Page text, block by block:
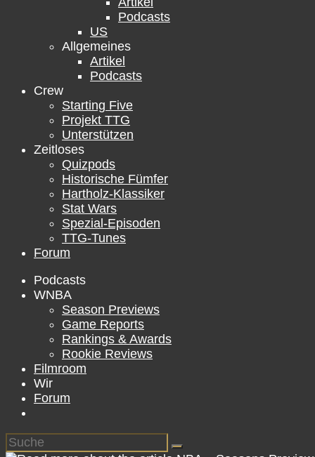
Podcasts
US
Allgemeines
Artikel
Podcasts
Crew
Starting Five
Projekt TTG
Unterstützen
Zeitloses
Quizpods
Historische Fümfer
Hartholz-Klassiker
Stat Wars
Spezial-Episoden
TTG-Tunes
Forum
Podcasts
WNBA
Season Previews
Game Reports
Rankings & Awards
Rookie Reviews
Filmroom
Wir
Forum